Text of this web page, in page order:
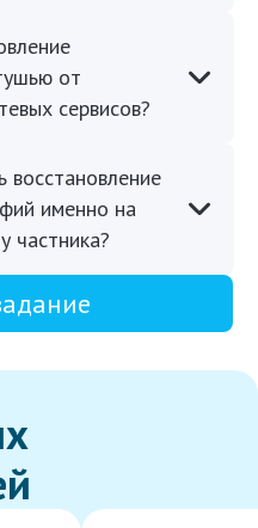
от
сервисов?
восстановление
именно на
частника?